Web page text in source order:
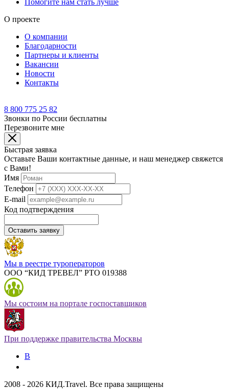
О проекте
О компании
Благодарности
Партнеры и клиенты
Вакансии
Новости
Контакты
8 800 775 25 82
Звонки по России бесплатны
Перезвоните мне
Быстрая заявка
Оставьте Ваши контактные данные, и наш менеджер свяжется
с Вами!
Имя
Телефон
E-mail
Код подтверждения
Оставить заявку
Мы в реестре туроператоров
ООО “КИД ТРЕВЕЛ” РТО 019388
Мы состоим на портале госпоставщиков
При поддержке правительства Москвы
В
2008 - 2026 КИД.Travel. Все права защищены